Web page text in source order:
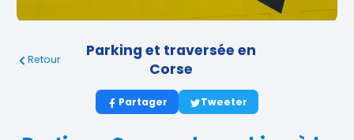
Retour
Parking et traversée en
Corse
Partager Tweeter